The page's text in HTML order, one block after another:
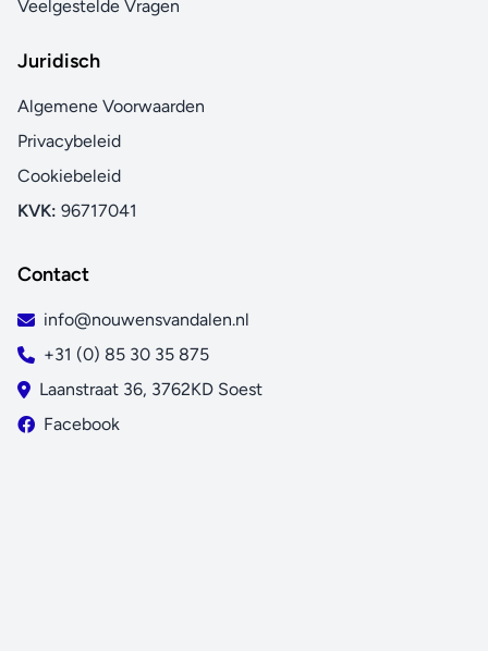
Veelgestelde Vragen
Juridisch
Algemene Voorwaarden
Privacybeleid
Cookiebeleid
KVK: 96717041
Contact
info@nouwensvandalen.nl
+31 (0) 85 30 35 875
Laanstraat 36, 3762KD Soest
Facebook